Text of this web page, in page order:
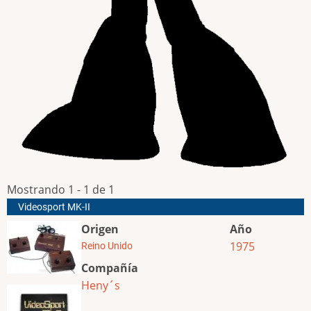
Mostrando 1 - 1 de 1
Videosport MK-II
Origen
Reino Unido
Compañía
Heny´s
Año
1975